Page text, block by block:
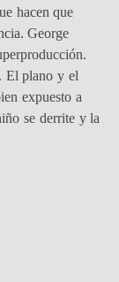
hacen que
George
El plano y el
expuesto a
se derrite y la